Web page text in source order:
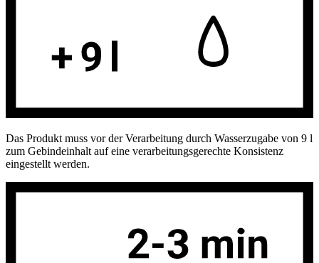
Das Produkt muss vor der Verarbeitung durch Wasserzugabe von 9 l
zum Gebindeinhalt auf eine verarbeitungsgerechte Konsistenz
eingestellt werden.